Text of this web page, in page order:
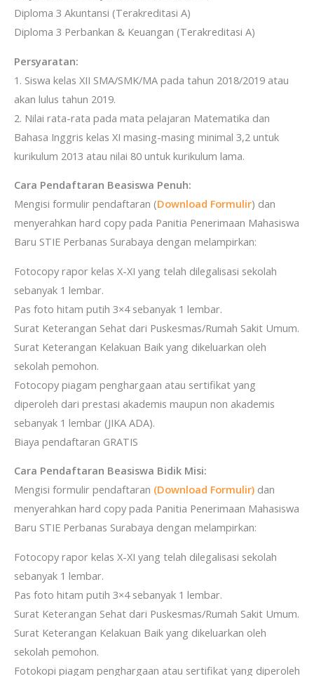
Diploma 3 Akuntansi (Terakreditasi A)
Diploma 3 Perbankan & Keuangan (Terakreditasi A)
Persyaratan:
1. Siswa kelas XII SMA/SMK/MA pada tahun 2018/2019 atau
akan lulus tahun 2019.
2. Nilai rata-rata pada mata pelajaran Matematika dan
Bahasa Inggris kelas XI masing-masing minimal 3,2 untuk
kurikulum 2013 atau nilai 80 untuk kurikulum lama.
Cara Pendaftaran Beasiswa Penuh:
Mengisi formulir pendaftaran (Download Formulir) dan
menyerahkan hard copy pada Panitia Penerimaan Mahasiswa
Baru STIE Perbanas Surabaya dengan melampirkan:
Fotocopy rapor kelas X-XI yang telah dilegalisasi sekolah
sebanyak 1 lembar.
Pas foto hitam putih 3×4 sebanyak 1 lembar.
Surat Keterangan Sehat dari Puskesmas/Rumah Sakit Umum.
Surat Keterangan Kelakuan Baik yang dikeluarkan oleh
sekolah pemohon.
Fotocopy piagam penghargaan atau sertifikat yang
diperoleh dari prestasi akademis maupun non akademis
sebanyak 1 lembar (JIKA ADA).
Biaya pendaftaran GRATIS
Cara Pendaftaran Beasiswa Bidik Misi:
Mengisi formulir pendaftaran (Download Formulir) dan
menyerahkan hard copy pada Panitia Penerimaan Mahasiswa
Baru STIE Perbanas Surabaya dengan melampirkan:
Fotocopy rapor kelas X-XI yang telah dilegalisasi sekolah
sebanyak 1 lembar.
Pas foto hitam putih 3×4 sebanyak 1 lembar.
Surat Keterangan Sehat dari Puskesmas/Rumah Sakit Umum.
Surat Keterangan Kelakuan Baik yang dikeluarkan oleh
sekolah pemohon.
Fotokopi piagam penghargaan atau sertifikat yang diperoleh